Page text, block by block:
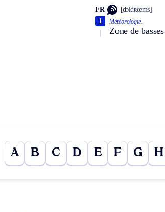
FR [dɔldʀœms]
Météorologie.
Zone de
1
A B C D E F G H